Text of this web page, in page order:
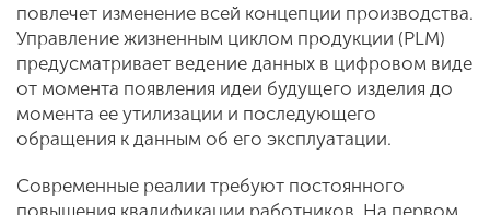
повлечет изменение всей концепции производства.
Управление жизненным циклом продукции (PLM)
предусматривает ведение данных в цифровом виде
от момента появления идеи будущего изделия до
момента ее утилизации и последующего
обращения к данным об его эксплуатации.
Современные реалии требуют постоянного
повышения квалификации работников. На первом